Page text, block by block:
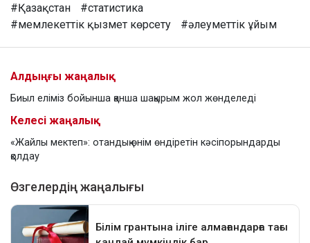
#Қазақстан
#статистика
#мемлекеттік қызмет көрсету
#әлеуметтік ұйым
Алдыңғы жаңалық
Биыл еліміз бойынша қанша шақырым жол жөнделеді
Келесі жаңалық
«Жайлы мектеп»: отандық өнім өндіретін кәсіпорындарды
қолдау